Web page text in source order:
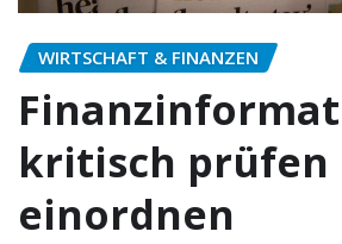
WIRTSCHAFT & FINANZEN
kritisch prüfen
einordnen